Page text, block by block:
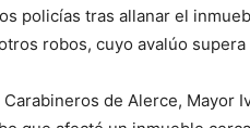
policías tras allanar el
robos, cuyo avalúo
de Alerce, Mayor